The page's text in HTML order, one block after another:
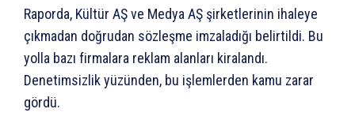
Raporda, Kültür AŞ ve Medya AŞ şirketlerinin ihaleye
çıkmadan doğrudan sözleşme imzaladığı belirtildi. Bu
yolla bazı firmalara reklam alanları kiralandı.
Denetimsizlik yüzünden, bu işlemlerden kamu zarar
gördü.